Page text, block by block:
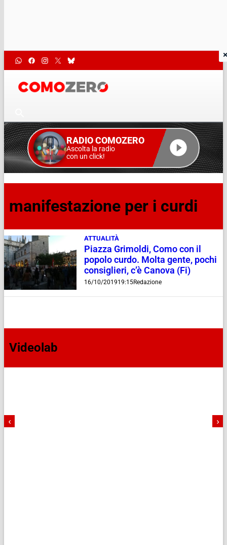
RADIO COMOZERO
Ascolta la radio
con un click!
manifestazione per i curdi
ATTUALITÀ
Piazza Grimoldi, Como con il
popolo curdo. Molta gente, pochi
consiglieri, c’è Canova (Fi)
16/10/201919:15Redazione
Videolab
‹ ›